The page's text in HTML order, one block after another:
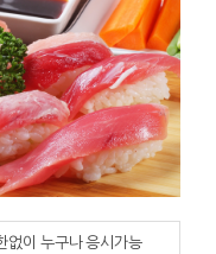
없이 누구나 응시가능